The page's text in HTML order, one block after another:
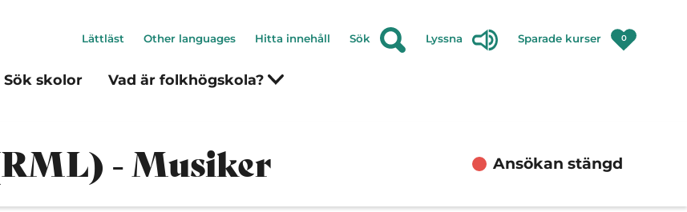
Sök skolor Vad är folkhögskola?
Lättläst Other languages Hitta innehåll Sök Lyssna Sparade kurser 0
- Musiker Ansökan stängd